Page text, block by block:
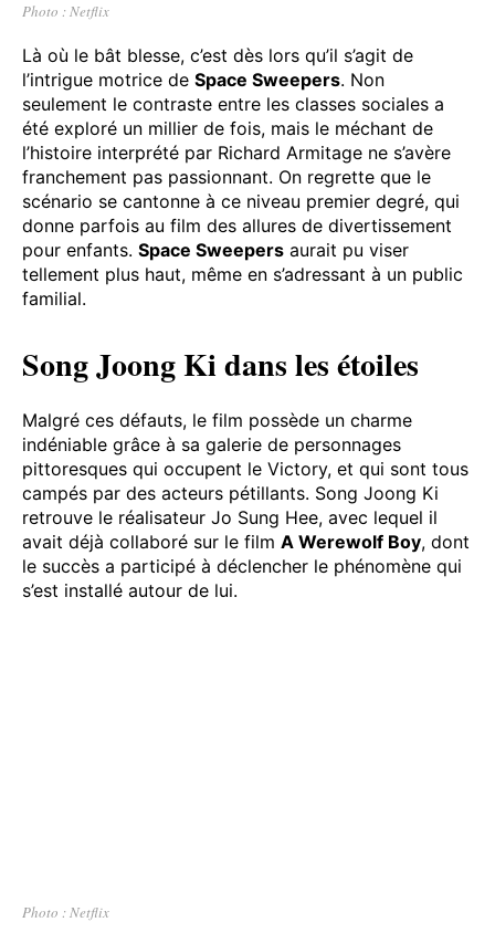
Photo : Netflix
Là où le bât blesse, c’est dès lors qu’il s’agit de
l’intrigue motrice de Space Sweepers. Non
seulement le contraste entre les classes sociales a
été exploré un millier de fois, mais le méchant de
l’histoire interprété par Richard Armitage ne s’avère
franchement pas passionnant. On regrette que le
scénario se cantonne à ce niveau premier degré, qui
donne parfois au film des allures de divertissement
pour enfants. Space Sweepers aurait pu viser
tellement plus haut, même en s’adressant à un public
familial.
Song Joong Ki dans les étoiles
Malgré ces défauts, le film possède un charme
indéniable grâce à sa galerie de personnages
pittoresques qui occupent le Victory, et qui sont tous
campés par des acteurs pétillants. Song Joong Ki
retrouve le réalisateur Jo Sung Hee, avec lequel il
avait déjà collaboré sur le film A Werewolf Boy, dont
le succès a participé à déclencher le phénomène qui
s’est installé autour de lui.
Photo : Netflix